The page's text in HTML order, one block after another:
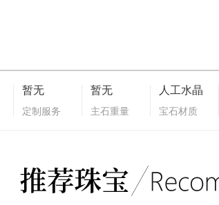
暂无
定制服务
暂无
主石重量
人工水晶
宝石材质